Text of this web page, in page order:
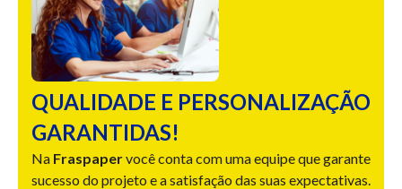
QUALIDADE E PERSONALIZAÇÃO
GARANTIDAS!
Na Fraspapervocê conta com uma equipe que garante
sucesso do projeto e a satisfação das suas expectativas.